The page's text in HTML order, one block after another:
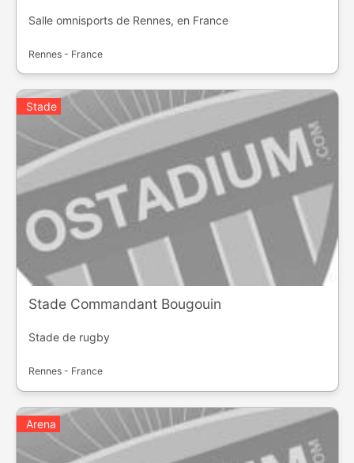
Salle omnisports de Rennes, en France
Rennes - France
Stade
Stade Commandant Bougouin
Stade de rugby
Rennes - France
Arena